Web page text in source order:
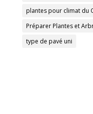
plantes pour climat du
Préparer Plantes et
type de pavé uni